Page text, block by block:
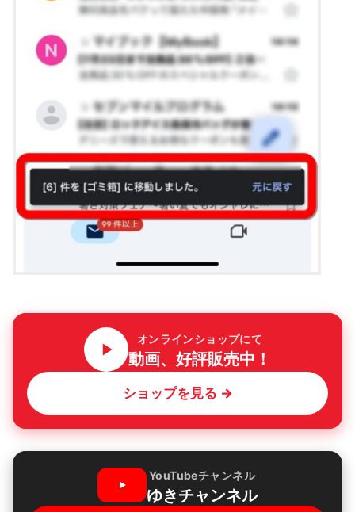
オンラインショップにて
動画、好評販売中！
ショップを見る →
YouTubeチャンネル
ゆきチャンネル